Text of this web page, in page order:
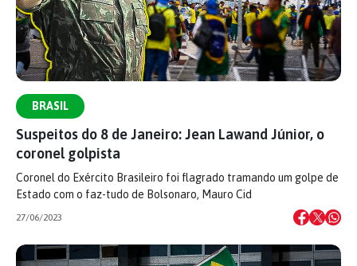
BRASIL
Suspeitos do 8 de Janeiro: Jean Lawand Júnior, o
coronel golpista
Coronel do Exército Brasileiro foi flagrado tramando um golpe de
Estado com o faz-tudo de Bolsonaro, Mauro Cid
27/06/2023